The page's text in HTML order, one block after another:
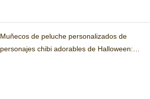
Muñecos de peluche personalizados de
personajes chibi adorables de Halloween: